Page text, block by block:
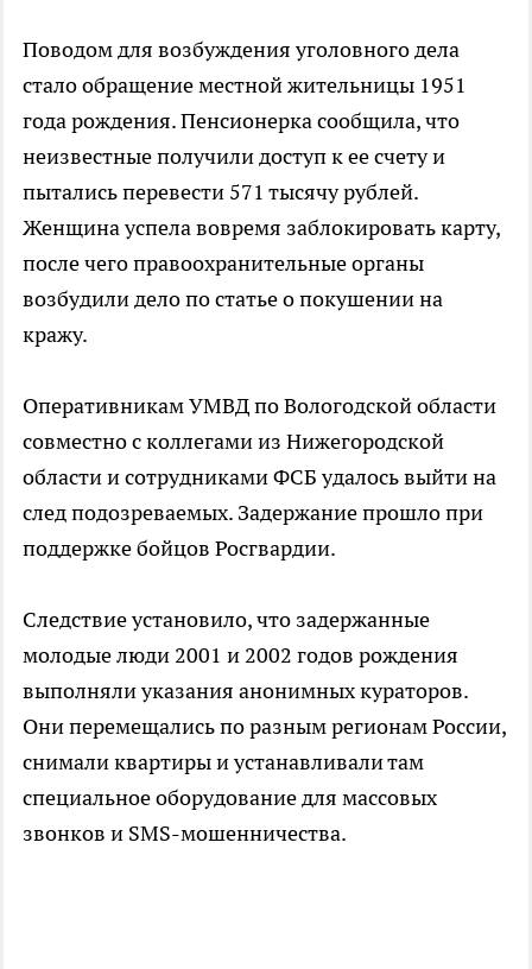
Поводом для возбуждения уголовного дела
стало обращение местной жительницы 1951
года рождения. Пенсионерка сообщила, что
неизвестные получили доступ к ее счету и
пытались перевести 571 тысячу рублей.
Женщина успела вовремя заблокировать карту,
после чего правоохранительные органы
возбудили дело по статье о покушении на
кражу.
Оперативникам УМВД по Вологодской области
совместно с коллегами из Нижегородской
области и сотрудниками ФСБ удалось выйти на
след подозреваемых. Задержание прошло при
поддержке бойцов Росгвардии.
Следствие установило, что задержанные
молодые люди 2001 и 2002 годов рождения
выполняли указания анонимных кураторов.
Они перемещались по разным регионам России,
снимали квартиры и устанавливали там
специальное оборудование для массовых
звонков и SMS-мошенничества.